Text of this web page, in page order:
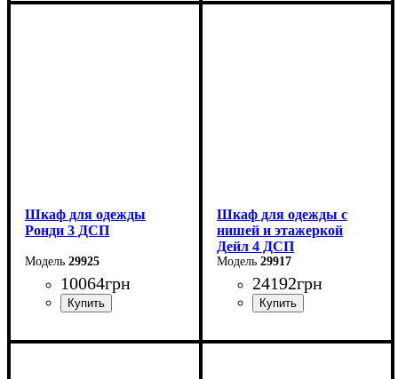
Ширина: 121 см
Ширина: 121 см
Шкаф для одежды
Ронди 3 ДСП
29925
10064грн
Ширина: 121 см
Шкаф для одежды с
нишей и этажеркой
Дейл 4 ДСП
29917
24192грн
Ширина: 234 см